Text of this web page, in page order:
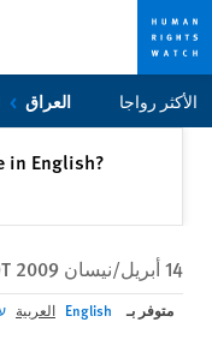
Skip
to
Skip
to
الأكثر رواجا العراق
in English?
14 أبريل/نيسان 2009 1:10PM EDT
متوفر بـ English العربية